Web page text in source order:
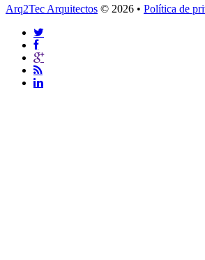
Arq2Tec Arquitectos © 2026 • Política de